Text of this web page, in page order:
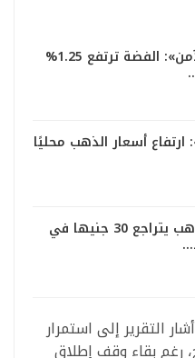
«مركز الملاذ الآمن»: الفضة ترتفع 1.25%
أسعار الذهب محليًا
«آي صاغة»: الذهب يتراجع 30 جنيها في
التقرير إلى استمرار
رغم بقاء وقف إطلاق